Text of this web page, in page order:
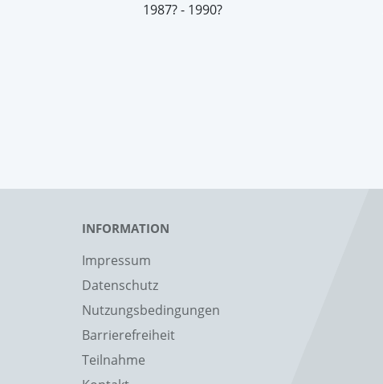
1987? - 1990?
INFORMATION
Impressum
Datenschutz
Nutzungsbedingungen
Barrierefreiheit
Teilnahme